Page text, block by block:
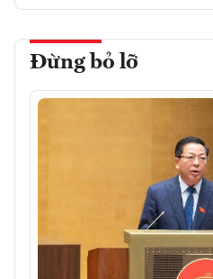
Đừng bỏ lỡ